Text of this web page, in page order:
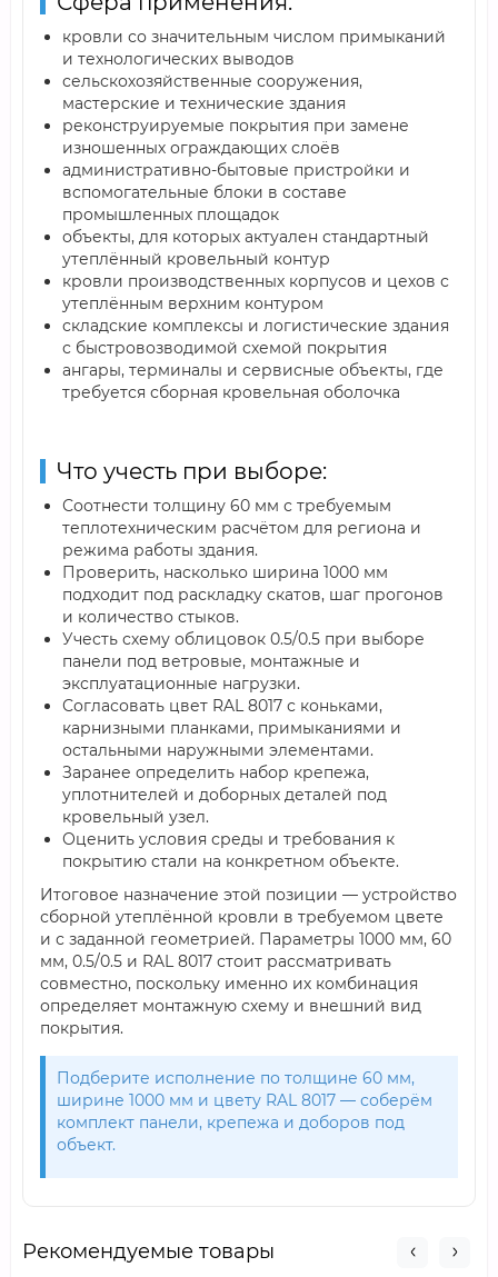
кровли со значительным числом примыканий
и технологических выводов
сельскохозяйственные сооружения,
мастерские и технические здания
реконструируемые покрытия при замене
изношенных ограждающих слоёв
административно-бытовые пристройки и
вспомогательные блоки в составе
промышленных площадок
объекты, для которых актуален стандартный
утеплённый кровельный контур
кровли производственных корпусов и цехов с
утеплённым верхним контуром
складские комплексы и логистические здания
с быстровозводимой схемой покрытия
ангары, терминалы и сервисные объекты, где
требуется сборная кровельная оболочка
Что учесть при выборе:
Соотнести толщину 60 мм с требуемым
теплотехническим расчётом для региона и
режима работы здания.
Проверить, насколько ширина 1000 мм
подходит под раскладку скатов, шаг прогонов
и количество стыков.
Учесть схему облицовок 0.5/0.5 при выборе
панели под ветровые, монтажные и
эксплуатационные нагрузки.
Согласовать цвет RAL 8017 с коньками,
карнизными планками, примыканиями и
остальными наружными элементами.
Заранее определить набор крепежа,
уплотнителей и доборных деталей под
кровельный узел.
Оценить условия среды и требования к
покрытию стали на конкретном объекте.
Итоговое назначение этой позиции — устройство
сборной утеплённой кровли в требуемом цвете
и с заданной геометрией. Параметры 1000 мм, 60
мм, 0.5/0.5 и RAL 8017 стоит рассматривать
совместно, поскольку именно их комбинация
определяет монтажную схему и внешний вид
покрытия.
Подберите исполнение по толщине 60 мм,
ширине 1000 мм и цвету RAL 8017 — соберём
комплект панели, крепежа и доборов под
объект.
Рекомендуемые товары